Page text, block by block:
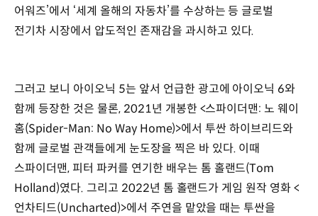
어워즈’에서 ‘세계 올해의 자동차’를 수상하는 등 글로벌
전기차 시장에서 압도적인 존재감을 과시하고 있다.
그러고 보니 아이오닉 5는 앞서 언급한 광고에 아이오닉 6와
함께 등장한 것은 물론, 2021년 개봉한 <스파이더맨: 노 웨이
홈(Spider-Man: No Way Home)>에서 투싼 하이브리드와
함께 글로벌 관객들에게 눈도장을 찍은 바 있다. 이때
스파이더맨, 피터 파커를 연기한 배우는 톰 홀랜드(Tom
Holland)였다. 그리고 2022년 톰 홀랜드가 게임 원작 영화 <
언차티드(Uncharted)>에서 주연을 맡았을 때는 투싼을